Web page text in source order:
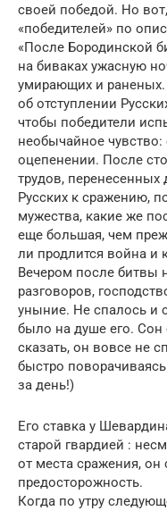
своей победой. Но
«победителей» по
«После Бородинской
на биваках ужасную
умирающих и раненых.
об отступлении
чтобы победители
необычайное
оцепенении. После
трудов, перенесенных
Русских к сражению,
мужества, какие же
еще большая, чем
ли продлится война и
Вечером после битвы
разговоров,
уныние. Не спалось и
было на душе его. Сон
сказать, он вовсе не
быстро
за день!)
Его ставка у
старой гвардией :
от места сражения, он
предосторожность.
Когда по утру